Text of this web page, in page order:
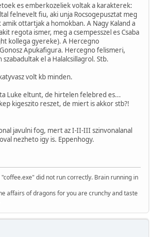
es emberkozeliek voltak a karakterek:
felnevelt fiu, aki unja Rocsogepusztat meg
ottartjak a homokban. A Nagy Kaland a
regota ismer, meg a csempesszel es Csaba
kollega gyereke). A Hercegno
Apukafigura. Hercegno felismeri,
el a Halalcsillagrol. Stb.
volt kb minden.
Luke eltunt, de hirtelen felebred es...
kigeszito reszet, de miert is akkor stb?!
javulni fog, mert az I-II-III szinvonalanal
nezheto igy is. Eppenhogy.
"coffee.exe" did not run correctly. Brain running in
affairs of dragons for you are crunchy and taste